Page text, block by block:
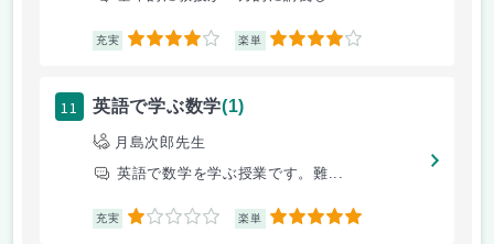
充実 4 楽単 4
11 英語で学ぶ数学(1)
月島次郎先生
英語で数学を学ぶ授業です。難...
充実 1 楽単 5